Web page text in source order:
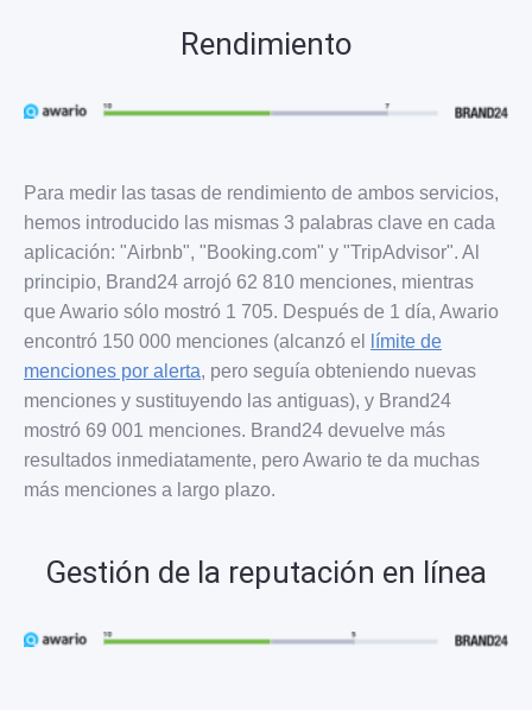
Rendimiento
Para medir las tasas de rendimiento de ambos servicios,
hemos introducido las mismas 3 palabras clave en cada
aplicación: "Airbnb", "Booking.com" y "TripAdvisor". Al
principio, Brand24 arrojó 62 810 menciones, mientras
que Awario sólo mostró 1 705. Después de 1 día, Awario
encontró 150 000 menciones (alcanzó el
límite de
menciones por alerta, pero seguía obteniendo nuevas
menciones y sustituyendo las antiguas), y Brand24
mostró 69 001 menciones. Brand24 devuelve más
resultados inmediatamente, pero Awario te da muchas
más menciones a largo plazo.
Gestión de la reputación en línea